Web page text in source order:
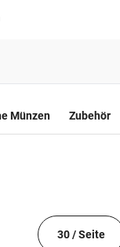
Münzen Zubehör
30 / Seite